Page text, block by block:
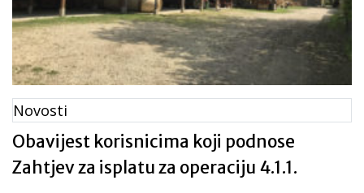
Novosti
Obavijest korisnicima koji podnose
Zahtjev za isplatu za operaciju 4.1.1.